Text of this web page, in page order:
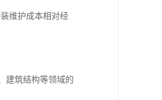
维护成本相对经
建筑结构等领域的